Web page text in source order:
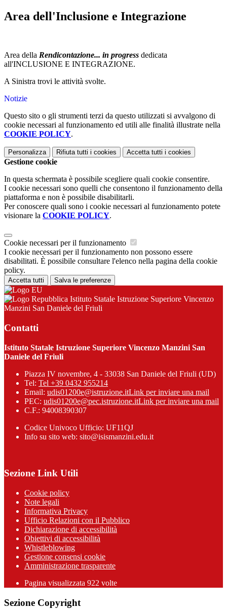
Area dell'Inclusione e Integrazione
Area della Rendicontazione... in progress dedicata
all'INCLUSIONE E INTEGRAZIONE.
A Sinistra trovi le attività svolte.
Notizie
Questo sito o gli strumenti terzi da questo utilizzati si avvalgono di
cookie necessari al funzionamento ed utili alle finalità illustrate nella
COOKIE POLICY.
Personalizza Rifiuta tutti i cookies Accetta tutti i cookies
Gestione cookie
In questa schermata è possibile scegliere quali cookie consentire.
I cookie necessari sono quelli che consentono il funzionamento della
piattaforma e non è possibile disabilitarli.
Per conoscere quali sono i cookie necessari al funzionamento potete
visionare la COOKIE POLICY.
Cookie necessari per il funzionamento
I cookie necessari per il funzionamento non possono essere
disabilitati. È possibile consultare l'elenco nella pagina della cookie
policy.
Accetta tutti Salva le preferenze
Istituto Statale Istruzione Superiore Vincenzo
Manzini San Daniele del Friuli
Contatti
Istituto Statale Istruzione Superiore Vincenzo Manzini San
Daniele del Friuli
Piazza IV novembre, 4 - 33038 San Daniele del Friuli (UD)
Tel: Tel +39 0432 955214
Email: udis01200e@istruzione.itLink per inviare una mail
PEC: udis01200e@pec.istruzione.itLink per inviare una mail
C.F.: 94008390307
Codice Univoco Ufficio: UF11QJ
Info su sito web: sito@isismanzini.edu.it
Sezione Link Utili
Cookie policy
Note legali
Informativa Privacy
Ufficio Relazioni con il Pubblico
Dichiarazione di accessibilità
Obiettivi di accessibilità
Whistleblowing
Gestione consensi cookie
Amministrazione trasparente
Pagina visualizzata 922 volte
Sezione Copyright